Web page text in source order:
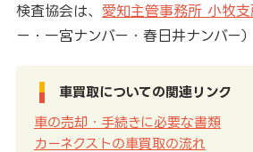
検査協会は、 愛知主管事務所 小牧支
ー・一宮ナンバー・春日井ナンバー
車買取についての関連リンク
車の売却・手続きに必要な書類
カーネクストの車買取の流れ